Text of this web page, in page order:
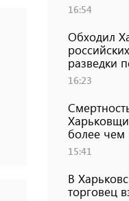
16:54
Обходил
разведки
16:23
более чем
15:41
В
торговец